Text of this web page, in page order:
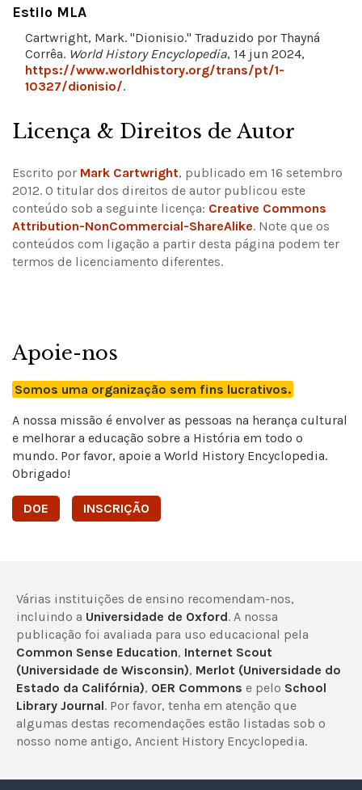
Estilo MLA
Cartwright, Mark. "Dionisio." Traduzido por Thayná
Corrêa. World History Encyclopedia, 14 jun 2024,
https://www.worldhistory.org/trans/pt/1-
10327/dionisio/.
Licença & Direitos de Autor
Escrito por Mark Cartwright, publicado em 16 setembro
2012. O titular dos direitos de autor publicou este
conteúdo sob a seguinte licença: Creative Commons
Attribution-NonCommercial-ShareAlike. Note que os
conteúdos com ligação a partir desta página podem ter
termos de licenciamento diferentes.
Apoie-nos
Somos uma organização sem fins lucrativos.
A nossa missão é envolver as pessoas na herança cultural
e melhorar a educação sobre a História em todo o
mundo. Por favor, apoie a World History Encyclopedia.
Obrigado!
DOE INSCRIÇÃO
Várias instituições de ensino recomendam-nos,
incluindo a Universidade de Oxford. A nossa
publicação foi avaliada para uso educacional pela
Common Sense Education, Internet Scout
(Universidade de Wisconsin), Merlot (Universidade do
Estado da Califórnia), OER Commons e pelo School
Library Journal. Por favor, tenha em atenção que
algumas destas recomendações estão listadas sob o
nosso nome antigo, Ancient History Encyclopedia.